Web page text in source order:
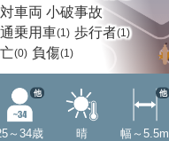
対車両 小破事故
乗用車(1) 歩行者(1)
(0) 負傷(1)
～34歳
他
晴 幅～5.5m
他